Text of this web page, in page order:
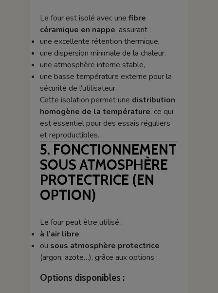
Le four est isolé avec une fibre
céramique en nappe, assurant :
une excellente rétention thermique,
une dispersion minimale de la chaleur,
une atmosphère interne stable,
une basse température externe pour la
sécurité de l’utilisateur.
Cette isolation permet une distribution
homogène de la température, ce qui
est essentiel pour des essais réguliers
et reproductibles.
5. FONCTIONNEMENT
SOUS ATMOSPHÈRE
PROTECTRICE (EN
OPTION)
Le four peut être utilisé :
à l’air libre,
ou sous atmosphère protectrice
(argon, azote…), grâce aux options :
Options disponibles :